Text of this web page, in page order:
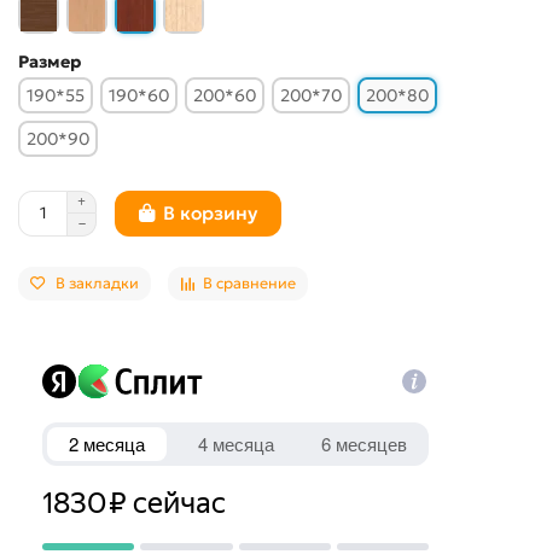
Размер
190*55
190*60 200*60 200*70
200*80
200*90
В корзину
В закладки В сравнение